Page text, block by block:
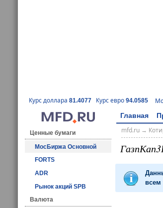
Курс доллара 81.4077 Курс евро 94.0585
Главная
Ценные бумаги
МосБиржа Основной
FORTS
ADR
Рынок акций SPB
Валюта
mfd.ru→
всем